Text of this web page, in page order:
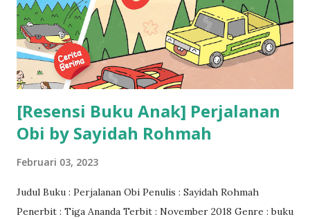
[Resensi Buku Anak] Perjalanan
Obi by Sayidah Rohmah
Februari 03, 2023
Judul Buku : Perjalanan Obi Penulis : Sayidah Rohmah
Penerbit : Tiga Ananda Terbit : November 2018 Genre : buku